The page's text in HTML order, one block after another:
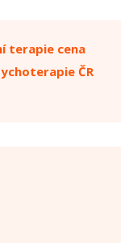
terapie cena
ČR